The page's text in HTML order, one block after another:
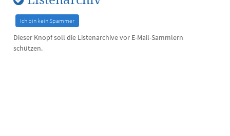
Dieser Knopf soll die Listenarchive vor E-Mail-Sammlern
schützen.